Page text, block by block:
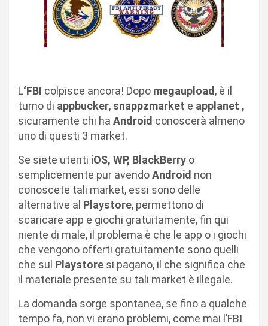
L‘FBI colpisce ancora! Dopo megaupload, è il
turno di appbucker, snappzmarket e applanet ,
sicuramente chi ha Android conoscerà almeno
uno di questi 3 market.
Se siete utenti iOS, WP, BlackBerry o
semplicemente pur avendoAndroid non
conoscete tali market, essi sono delle
alternative al Playstore, permettono di
scaricare app e giochi gratuitamente, fin qui
niente di male, il problema è che le app o i giochi
che vengono offerti gratuitamente sono quelli
che sul Playstore si pagano, il che significa che
il materiale presente su tali market è illegale.
La domanda sorge spontanea, se fino a qualche
tempo fa, non vi erano problemi, come mai l’FBI